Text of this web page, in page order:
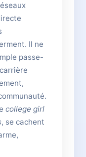
Il ne
passe-
college girl
, se cachent